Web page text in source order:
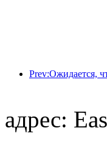
адрес: